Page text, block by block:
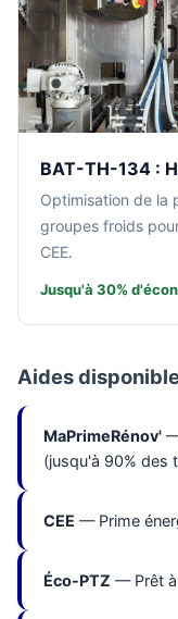
BAT-TH-134 :
Optimisation de la
groupes froids
CEE.
Jusqu'à 30%
Aides
MaPrimeRénov'
(jusqu'à 90% des
CEE — Prime
Éco-PTZ — Prêt